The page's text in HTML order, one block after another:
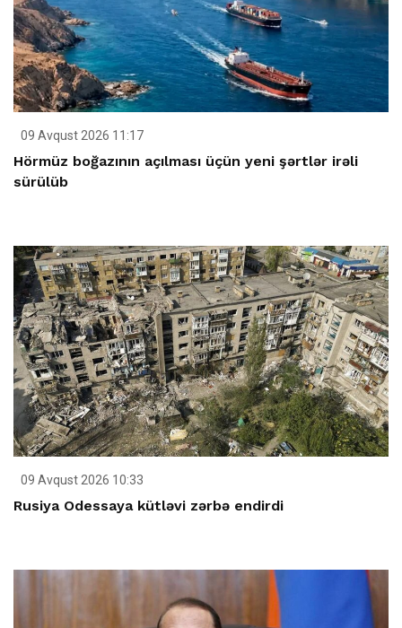
09 Avqust 2026 11:17
Hörmüz boğazının açılması üçün yeni şərtlər irəli
sürülüb
09 Avqust 2026 10:33
Rusiya Odessaya kütləvi zərbə endirdi